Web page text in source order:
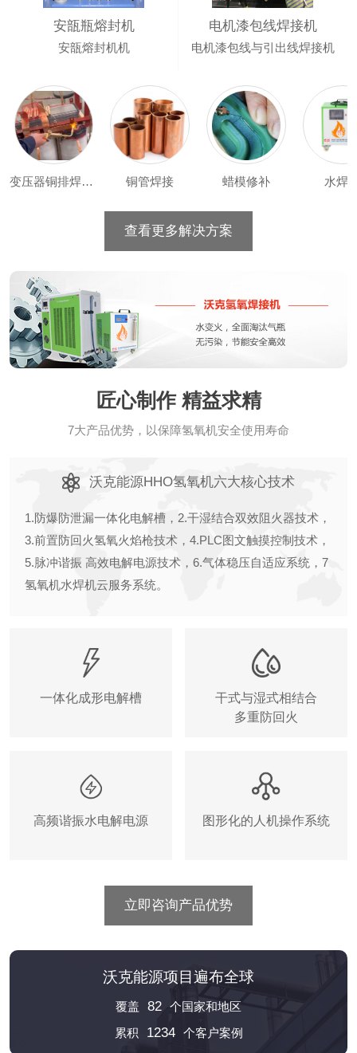
安瓿瓶熔封机
安瓿熔封机机
电机漆包线焊接机
电机漆包线与引出线焊接机
变压器铜排焊接机 铜管焊接 蜡模修补 水焊
查看更多解决方案
匠心制作 精益求精
7大产品优势，以保障氢氧机安全使用寿命
沃克能源HHO氢氧机六大核心技术
1.防爆防泄漏一体化电解槽，2.干湿结合双效阻火器技术，
3.前置防回火氢氧火焰枪技术，4.PLC图文触摸控制技术，
5.脉冲谐振 高效电解电源技术，6.气体稳压自适应系统，7
氢氧机水焊机云服务系统。
一体化成形电解槽
干式与湿式相结合
多重防回火
高频谐振水电解电源 图形化的人机操作系统
立即咨询产品优势
沃克能源项目遍布全球
覆盖 82 个国家和地区
累积
1234 个客户案例